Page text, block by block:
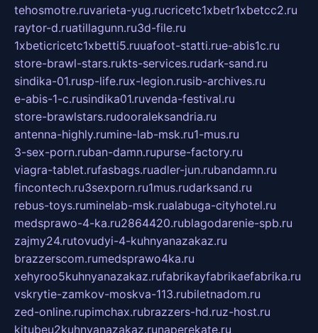
tehosmotre.ruvarieta-yug.rucricetc1xbetr1xbetcc2.ru
raytor-d.ruatillagunn.ru3d-file.ru
1xbeticricetc1xbetti5.ruuafoot-statti.rue-abis1c.ru
store-brawl-stars.rukts-services.rudark-sand.ru
sindika-01.rusp-life.rux-legion.rusib-archives.ru
e-abis-1-c.rusindika01.ruvenda-festival.ru
store-brawlstars.rudooraleksandria.ru
antenna-highly.rumine-lab-msk.ru1-mus.ru
3-sex-porn.ruban-damn.rupurse-factory.ru
viagra-tablet.rufasbags.ruadler-jun.rubandamn.ru
fincontech.ru3sexporn.ru1mus.rudarksand.ru
rebus-toys.ruminelab-msk.rualabuga-cityhotel.ru
medsprawo-4-ka.ru2864420.rublagodarenie-spb.ru
zajmy24.rutovudyi-4-kuhnyanazakaz.ru
brazzerscom.rumedsprawo4ka.ru
xehyroo5kuhnyanazakaz.rufabrikayfabrikaefabrika.ru
vskrytie-zamkov-moskva-113.rubiletnadom.ru
zed-online.rupimchax.rubrazzers-hd.ruz-host.ru
kitubeu2kuhnyanazakaz.runaperekate.ru